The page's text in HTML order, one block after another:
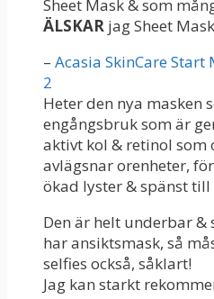
Sheet Mask & som
ÄLSKAR jag Sheet
– Acasia SkinCare Start
2
Heter den nya masken
engångsbruk som är
aktivt kol & retinol som
avlägsnar orenheter,
ökad lyster & spänst till
Den är helt underbar
har ansiktsmask, så
selfies också, såklart!
Jag kan starkt